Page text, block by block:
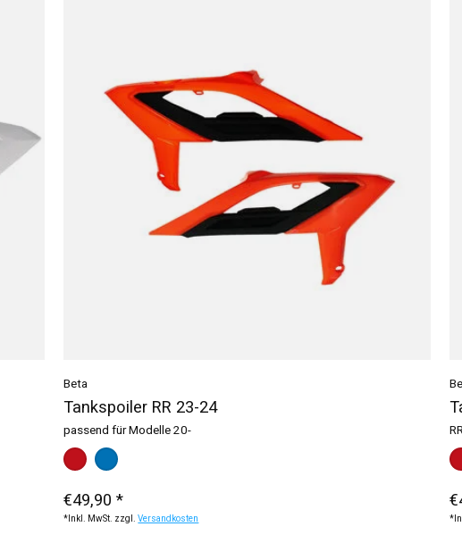
Beta
Tankspoiler RR 23-24
passend für Modelle 20-
Bitte wählen Sie:
rot / schwarz
blau / rot
€49,90 *
*Inkl. MwSt. zzgl.Versandkosten